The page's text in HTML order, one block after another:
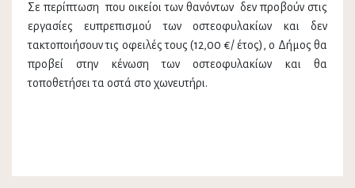
Σε περίπτωση που οικείοι των θανόντων δεν προβούν στις
εργασίες ευπρεπισμού των οστεοφυλακίων και δεν
τακτοποιήσουν τις οφειλές τους (12,00 €/ έτος), ο Δήμος θα
προβεί στην κένωση των οστεοφυλακίων και θα
τοποθετήσει τα οστά στο χωνευτήρι.